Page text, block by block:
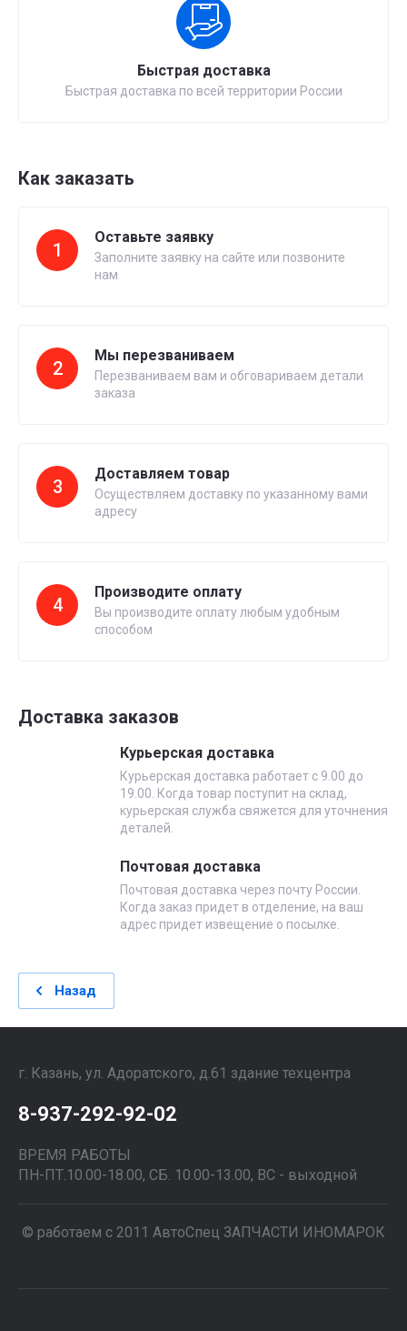
Быстрая доставка
Быстрая доставка по всей территории России
Как заказать
1
Оставьте заявку
Заполните заявку на сайте или позвоните
нам
2
Мы перезваниваем
Перезваниваем вам и обговариваем детали
заказа
3
Доставляем товар
Осуществляем доставку по указанному вами
адресу
4
Производите оплату
Вы производите оплату любым удобным
способом
Доставка заказов
Курьерская доставка
Курьерская доставка работает с 9.00 до
19.00. Когда товар поступит на склад,
курьерская служба свяжется для уточнения
деталей.
Почтовая доставка
Почтовая доставка через почту России.
Когда заказ придет в отделение, на ваш
адрес придет извещение о посылке.
Назад
г. Казань, ул. Адоратского, д.61 здание техцентра
8-937-292-92-02
ВРЕМЯ РАБОТЫ
ПН-ПТ.10.00-18.00, СБ. 10.00-13.00, ВС - выходной
© работаем с 2011 АвтоСпец ЗАПЧАСТИ ИНОМАРОК